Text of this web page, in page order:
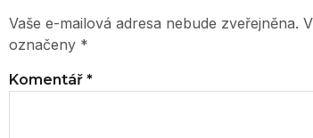
Vaše e-mailová adresa nebude zveřejněna.
označeny *
Komentář *